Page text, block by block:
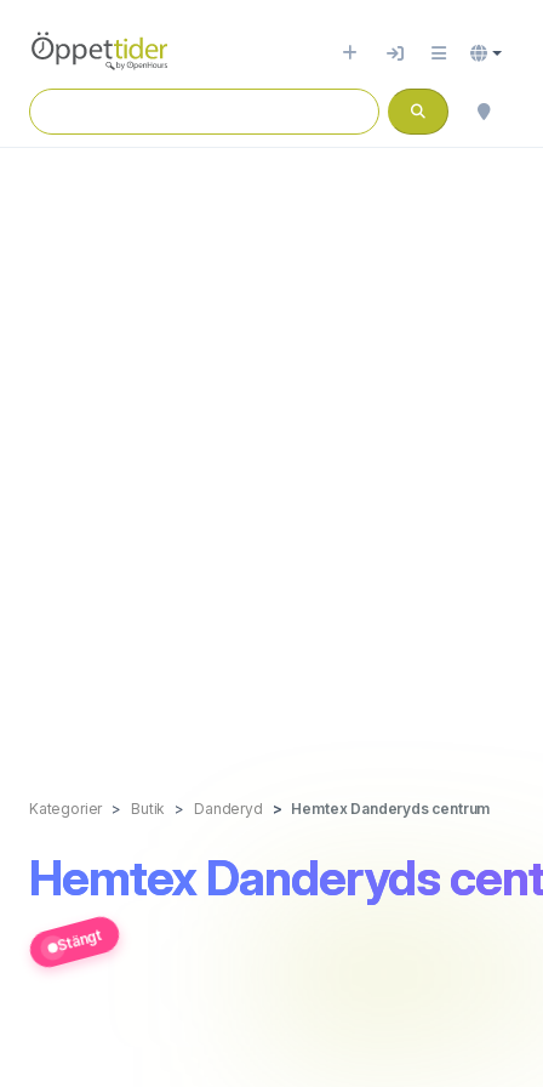
Kategorier Butik Danderyd Hemtex Danderyds centrum
Hemtex Danderyds
Stängt